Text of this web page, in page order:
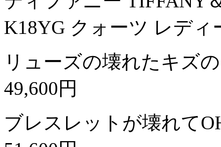
K18YG クォーツ レディ
リューズの壊れたキズ
49,600円
ブレスレットが壊れて